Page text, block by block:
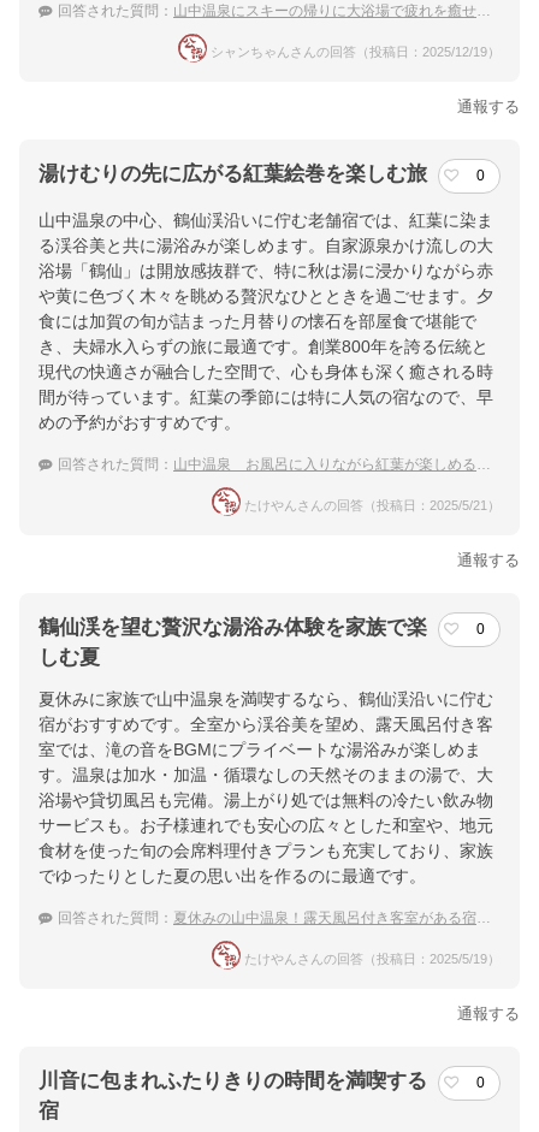
回答された質問： 山中温泉にスキーの帰りに大浴場で疲れを癒せるような宿はありますか？
シャンちゃんさんの回答（投稿日：2025/12/19）
通報する
湯けむりの先に広がる紅葉絵巻を楽しむ旅 0
山中温泉の中心、鶴仙渓沿いに佇む老舗宿では、紅葉に染ま
る渓谷美と共に湯浴みが楽しめます。自家源泉かけ流しの大
浴場「鶴仙」は開放感抜群で、特に秋は湯に浸かりながら赤
や黄に色づく木々を眺める贅沢なひとときを過ごせます。夕
食には加賀の旬が詰まった月替りの懐石を部屋食で堪能で
き、夫婦水入らずの旅に最適です。創業800年を誇る伝統と
現代の快適さが融合した空間で、心も身体も深く癒される時
間が待っています。紅葉の季節には特に人気の宿なので、早
めの予約がおすすめです。
回答された質問： 山中温泉 お風呂に入りながら紅葉が楽しめる温泉宿のおすすめは？
たけやんさんの回答（投稿日：2025/5/21）
通報する
鶴仙渓を望む贅沢な湯浴み体験を家族で楽
しむ夏
0
夏休みに家族で山中温泉を満喫するなら、鶴仙渓沿いに佇む
宿がおすすめです。全室から渓谷美を望め、露天風呂付き客
室では、滝の音をBGMにプライベートな湯浴みが楽しめま
す。温泉は加水・加温・循環なしの天然そのままの湯で、大
浴場や貸切風呂も完備。湯上がり処では無料の冷たい飲み物
サービスも。お子様連れでも安心の広々とした和室や、地元
食材を使った旬の会席料理付きプランも充実しており、家族
でゆったりとした夏の思い出を作るのに最適です。
回答された質問： 夏休みの山中温泉！露天風呂付き客室がある宿のおすすめは？
たけやんさんの回答（投稿日：2025/5/19）
通報する
川音に包まれふたりきりの時間を満喫する
宿
0